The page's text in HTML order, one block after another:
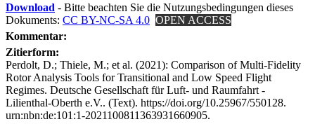
Download - Bitte beachten Sie die Nutzungsbedingungen dieses
Dokuments: CC BY-NC-SA 4.0 OPEN ACCESS
Kommentar:
Zitierform:
Perdolt, D.; Thiele, M.; et al. (2021): Comparison of Multi-Fidelity
Rotor Analysis Tools for Transitional and Low Speed Flight
Regimes. Deutsche Gesellschaft für Luft- und Raumfahrt -
Lilienthal-Oberth e.V.. (Text). https://doi.org/10.25967/550128.
urn:nbn:de:101:1-2021100811363931660905.